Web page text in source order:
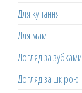
Для купання
Для мам
Догляд за зубками
Догляд за шкірою